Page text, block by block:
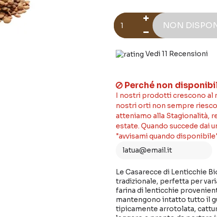
NON
Vedi 11 Recensioni
Perché non
I nostri prodotti crescono al
nostri orti non sempre
atteniamo alla Stagionalità,
estate. Quando succede dai
"avvisami quando
Le Casarecce di Lenticchie
tradizionale, perfetta per
farina di lenticchie
mantengono intatto tutto il
tipicamente arrotolata,